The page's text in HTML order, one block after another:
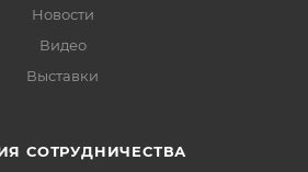
Новости
Видео
Выставки
СОТРУДНИЧЕСТВА